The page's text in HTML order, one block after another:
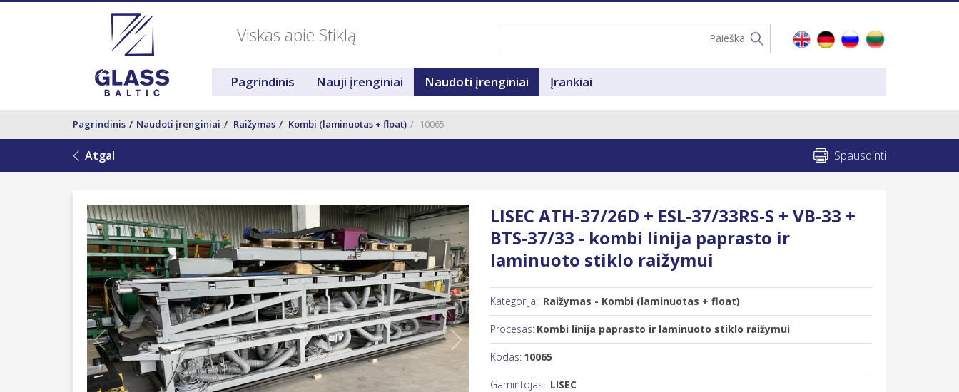
Viskas apie Stiklą
Pagrindinis Nauji įrenginiai Naudoti įrenginiai Įrankiai
Pagrindinis Naudoti įrenginiai Raižymas Kombi (laminuotas + float) 10065
Atgal Spausdinti
LISEC ATH-37/26D + ESL-37/33RS-S + VB-33 +
BTS-37/33 - kombi linija paprasto ir
laminuoto stiklo raižymui
Kategorija: Raižymas - Kombi (laminuotas + float)
Procesas: Kombi linija paprasto ir laminuoto stiklo raižymui
Kodas: 10065
Gamintojas: LISEC